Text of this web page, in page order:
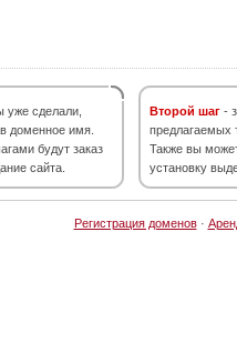
уже сделали,
доменное имя.
будут заказ
сайта.
Второй шаг -
предлагаемых
Также вы
установку
Регистрация доменов·